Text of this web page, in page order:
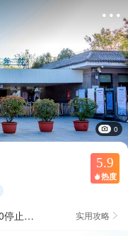

0
5.9
 热度
明天08:30-17:00开放（17:00停止入园） 实用攻略 